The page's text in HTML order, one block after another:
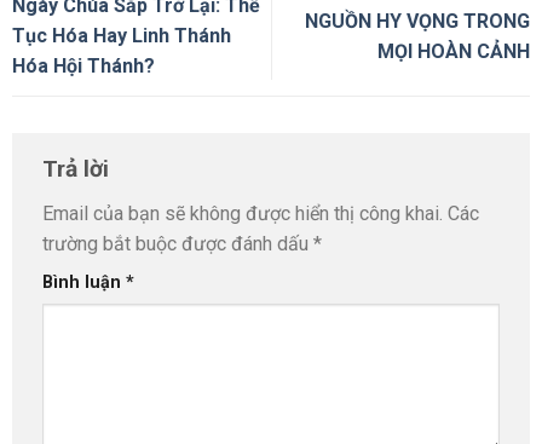
Ngày Chúa Sắp Trở Lại: Thế
Tục Hóa Hay Linh Thánh
Hóa Hội Thánh?
NGUỒN HY VỌNG TRONG
MỌI HOÀN CẢNH
Trả lời
Email của bạn sẽ không được hiển thị công khai. Các
trường bắt buộc được đánh dấu *
Bình luận *